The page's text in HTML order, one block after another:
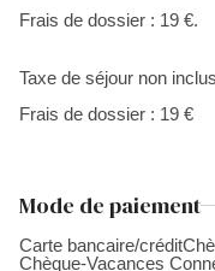
Frais de dossier : 19 €.
Taxe de séjour non
Frais de dossier : 19 €
Mode de paiement
Carte bancaire/crédit
Chèque-Vacances